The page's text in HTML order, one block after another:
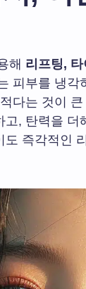
해 리프팅,
피부를 냉각
다는 것이
, 탄력을 더
즉각적인